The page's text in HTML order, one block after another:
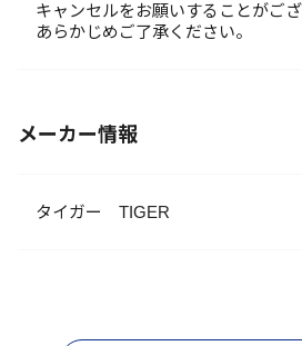
キャンセルをお願いすることがござ
あらかじめご了承ください。
メーカー情報
タイガー TIGER